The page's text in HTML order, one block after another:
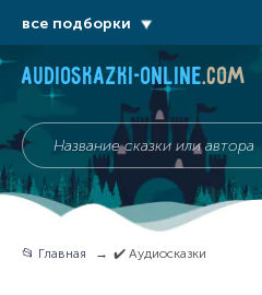
audioskazki-online.com
📂 Главная ✔️ Аудиосказки
все подборки